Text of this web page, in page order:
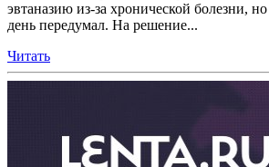
эвтаназию из-за хронической болезни,
день передумал. На решение...
Читать